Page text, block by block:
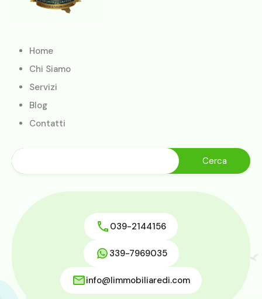
Home
Chi Siamo
Servizi
Blog
Contatti
039-2144156
339-7969035
info@limmobiliaredi.com